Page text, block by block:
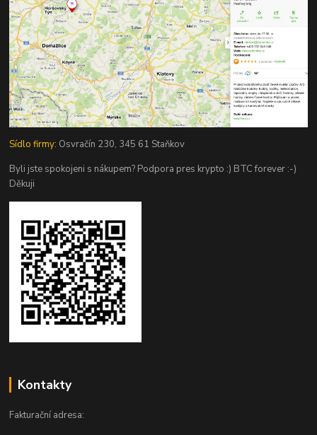
Sídlo firmy: Osvračín 230, 345 61 Staňkov
Byli jste spokojeni s nákupem? Podpora pres krypto :) BTC forever :-)
Děkuji
Kontakty
Fakturační adresa: